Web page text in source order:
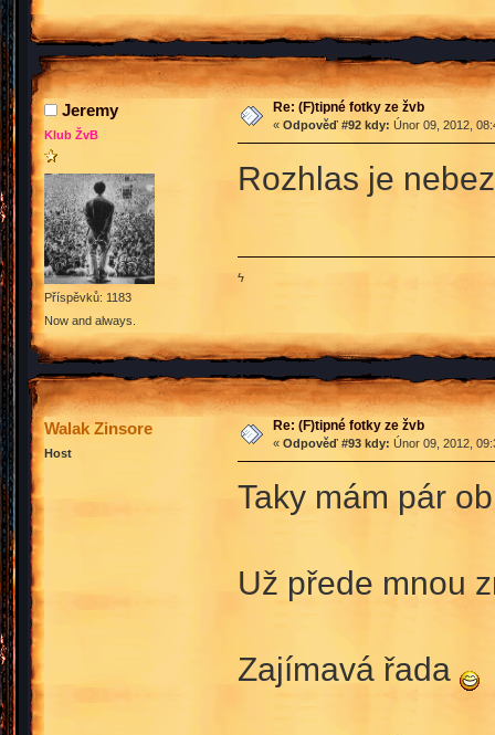
Jeremy
Klub ŽvB
Příspěvků: 1183
Now and always.
Re: (F)tipné fotky ze žvb
« Odpověď #92 kdy: Únor 09, 2012,
Rozhlas je
ϟ
Walak Zinsore
Host
Re: (F)tipné fotky ze žvb
« Odpověď #93 kdy: Únor 09, 2012,
Taky mám pár
Už přede mnou
Zajímavá řada